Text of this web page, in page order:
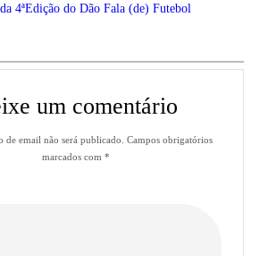
4ªEdição do Dão Fala (de) Futebol
um comentário
de email não será publicado. Campos obrigatórios
marcados com *